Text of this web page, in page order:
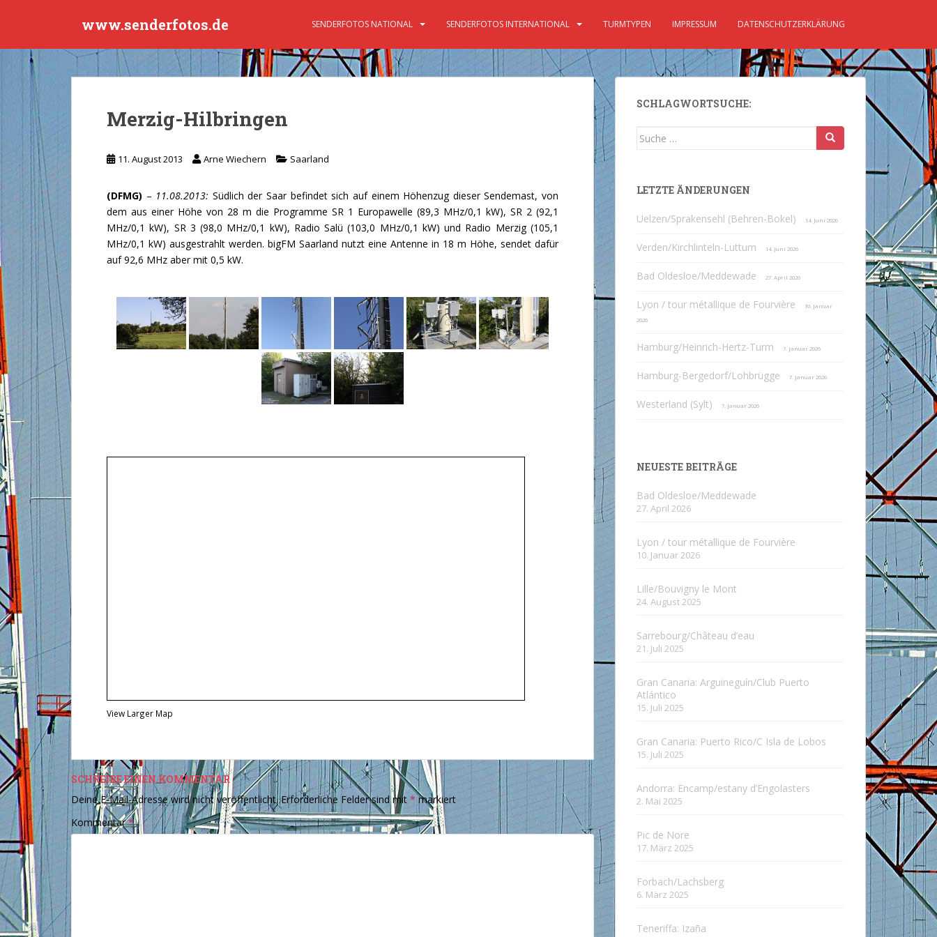
t
www.senderfotos.de SENDERFOTOS NATIONAL SENDERFOTOS INTERNATIONAL TURMTYPEN IMPRESSUM DATENSCHUTZERKLÄRUNG
Merzig-Hilbringen
11. August 2013 Arne Wiechern Saarland
(DFMG) – 11.08.2013: Südlich der Saar befindet sich auf einem Höhenzug dieser Sendemast, von
dem aus einer Höhe von 28 m die Programme SR 1 Europawelle (89,3 MHz/0,1 kW), SR 2 (92,1
MHz/0,1 kW), SR 3 (98,0 MHz/0,1 kW), Radio Salü (103,0 MHz/0,1 kW) und Radio Merzig (105,1
MHz/0,1 kW) ausgestrahlt werden. bigFM Saarland nutzt eine Antenne in 18 m Höhe, sendet dafür
auf 92,6 MHz aber mit 0,5 kW.
View Larger Map
SCHREIBE EINEN KOMMENTAR
Deine E-Mail-Adresse wird nicht veröffentlicht. Erforderliche Felder sind mit *markiert
Kommentar*
SCHLAGWORTSUCHE:
Suche
LETZTE ÄNDERUNGEN
Uelzen/Sprakensehl (Behren-Bokel) 14. Juni 2026
Verden/Kirchlinteln-Luttum 14. Juni 2026
Bad Oldesloe/Meddewade 27. April 2026
Lyon / tour métallique de Fourvière
10. Januar
2026
Hamburg/Heinrich-Hertz-Turm 7. Januar 2026
Hamburg-Bergedorf/Lohbrügge 7. Januar 2026
Westerland (Sylt) 7. Januar 2026
NEUESTE BEITRÄGE
Bad Oldesloe/Meddewade
27. April 2026
Lyon / tour métallique de Fourvière
10. Januar 2026
Lille/Bouvigny le Mont
24. August 2025
Sarrebourg/Château d’eau
21. Juli 2025
Gran Canaria: Arguineguín/Club Puerto
Atlántico
15. Juli 2025
Gran Canaria: Puerto Rico/C Isla de Lobos
15. Juli 2025
Andorra: Encamp/estany d’Engolasters
2. Mai 2025
Pic de Nore
17. März 2025
Forbach/Lachsberg
6. März 2025
Teneriffa: Izaña